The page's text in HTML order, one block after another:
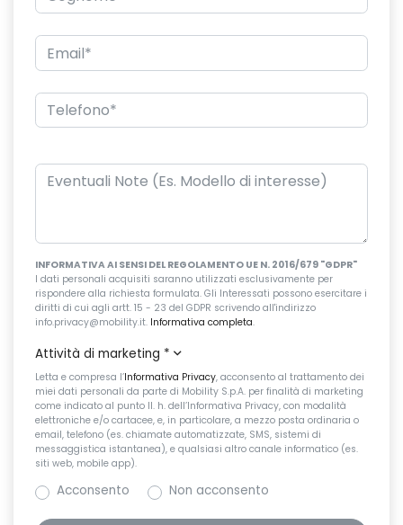
INFORMATIVA AI SENSI DEL REGOLAMENTO UE N. 2016/679 "GDPR"
I dati personali acquisiti saranno utilizzati esclusivamente per
rispondere alla richiesta formulata. Gli Interessati possono esercitare i
diritti di cui agli artt. 15 - 23 del GDPR scrivendo all'indirizzo
info.privacy@mobility.it. Informativa completa.
Attività di marketing *
Letta e compresa l’Informativa Privacy, acconsento al trattamento dei
miei dati personali da parte di Mobility S.p.A. per finalità di marketing
come indicato al punto II. h. dell’Informativa Privacy, con modalità
elettroniche e/o cartacee, e, in particolare, a mezzo posta ordinaria o
email, telefono (es. chiamate automatizzate, SMS, sistemi di
messaggistica istantanea), e qualsiasi altro canale informatico (es.
siti web, mobile app).
Acconsento Non acconsento